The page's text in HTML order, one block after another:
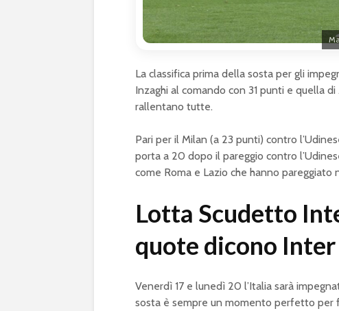
La classifica prima della sosta per gli
Inzaghi al comando con 31 punti e quella
rallentano tutte.
Pari per il Milan (a 23 punti) contro
porta a 20 dopo il pareggio contro
come Roma e Lazio che hanno pareggiato
Lotta Scudetto
quote dicono Inter
Venerdì 17 e lunedì 20 l’Italia sarà
sosta è sempre un momento perfetto per